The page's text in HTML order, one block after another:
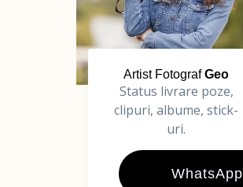
Artist FotografGeo
Status livrare poze,
clipuri, albume, stick-
uri.
WhatsApp